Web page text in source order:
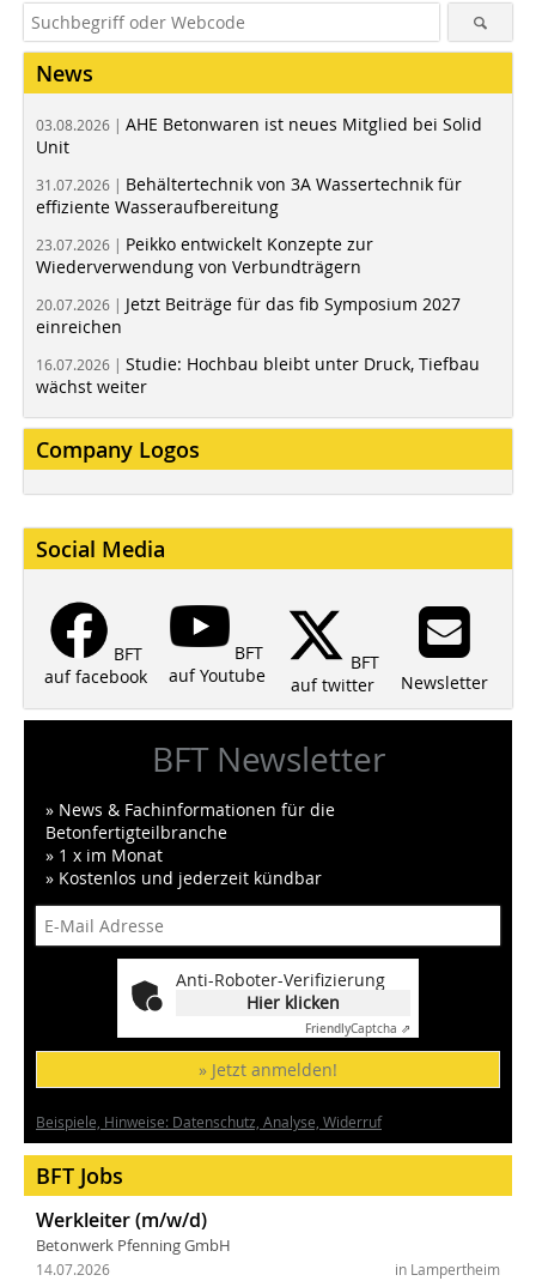
News
03.08.2026 | AHE Betonwaren ist neues Mitglied bei Solid
Unit
31.07.2026 | Behältertechnik von 3A Wassertechnik für
effiziente Wasseraufbereitung
23.07.2026 | Peikko entwickelt Konzepte zur
Wiederverwendung von Verbundträgern
20.07.2026 | Jetzt Beiträge für das fib Symposium 2027
einreichen
16.07.2026 | Studie: Hochbau bleibt unter Druck, Tiefbau
wächst weiter
Company Logos
Social Media
BFT
auf facebook
BFT
auf Youtube
BFT
auf twitter
Newsletter
BFT Newsletter
» News & Fachinformationen für die
Betonfertigteilbranche
» 1 x im Monat
» Kostenlos und jederzeit kündbar
Anti-Roboter-Verifizierung
Hier klicken
FriendlyCaptcha ⇗
» Jetzt anmelden!
Beispiele, Hinweise: Datenschutz, Analyse, Widerruf
BFT Jobs
Werkleiter (m/w/d)
Betonwerk Pfenning GmbH
in Lampertheim
14.07.2026